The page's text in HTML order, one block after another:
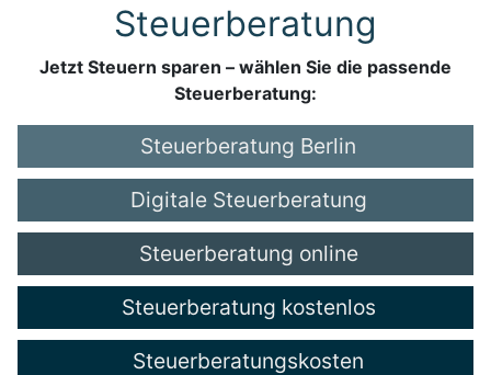
Steuerberatung
Jetzt Steuern sparen – wählen Sie die passende
Steuerberatung:
Steuerberatung Berlin
Digitale Steuerberatung
Steuerberatung online
Steuerberatung kostenlos
Steuerberatungskosten